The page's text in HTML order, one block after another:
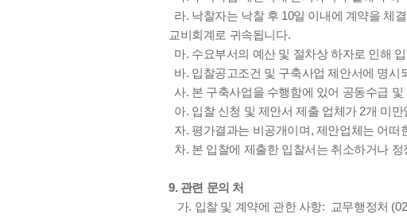
라. 낙찰자는 낙찰 후 10일 이내에 계약을 체
교비회계로 귀속됩니다.
마. 수요부서의 예산 및 절차상 하자로 인해
바. 입찰공고조건 및 구축사업 제안서에 명
사. 본 구축사업을 수행함에 있어 공동수급
아. 입찰 신청 및 제안서 제출 업체가 2개 미
자. 평가결과는 비공개이며, 제안업체는 어떠
차. 본 입찰에 제출한 입찰서는 취소하거나
9. 관련 문의 처
가. 입찰 및 계약에 관한 사항: 교무행정처